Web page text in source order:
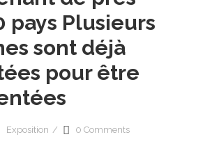
pays Plusieurs
sont déjà
pour être
Exposition 0 Comments